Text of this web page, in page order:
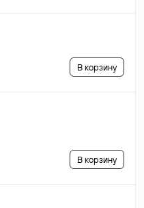
В корзину
В корзину